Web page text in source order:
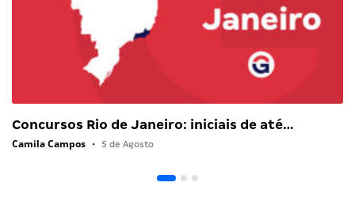
Concursos Rio de Janeiro: iniciais de até…
Camila Campos • 5 de Agosto